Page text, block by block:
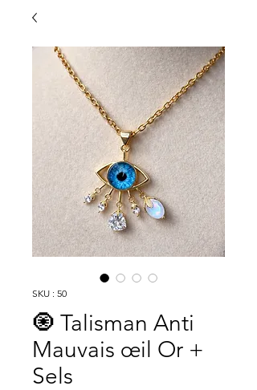
SKU : 50
🧿 Talisman Anti
Mauvais œil Or +
Sels